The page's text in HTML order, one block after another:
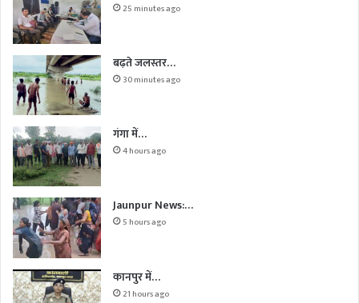
25 minutes ago
बढ़ते जलस्तर…
30 minutes ago
गंगा में…
4 hours ago
Jaunpur News:…
5 hours ago
कानपुर में…
21 hours ago